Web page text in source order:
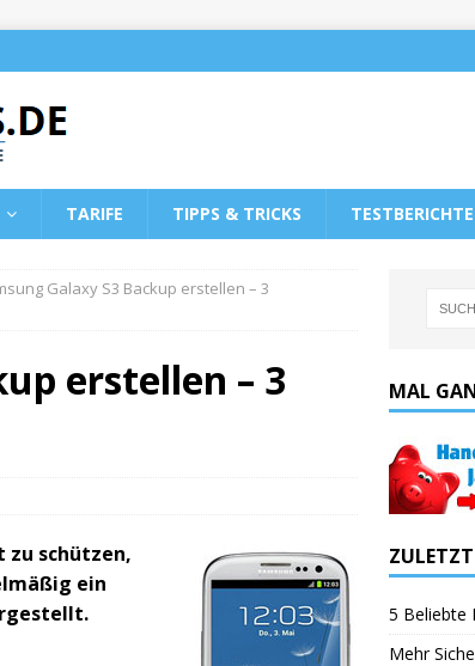
TARIFE TIPPS & TRICKS TESTBERICHTE
Galaxy S3 Backup erstellen – 3
erstellen – 3
zu schützen,
ein
MAL
5 Beliebte
Mehr